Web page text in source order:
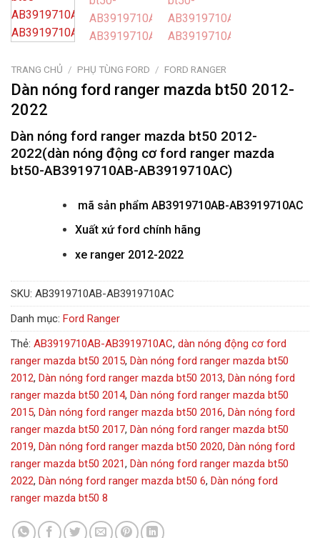
TRANG CHỦ / PHỤ TÙNG FORD / FORD RANGER
Dàn nóng ford ranger mazda bt50 2012-
2022
Dàn nóng ford ranger mazda bt50 2012-
2022(dàn nóng động cơ ford ranger mazda
bt50-AB3919710AB-AB3919710AC)
mã sản phẩm AB3919710AB-AB3919710AC
Xuất xứ ford chính hãng
xe ranger 2012-2022
SKU: AB3919710AB-AB3919710AC
Danh mục: Ford Ranger
Thẻ: AB3919710AB-AB3919710AC, dàn nóng động cơ ford
ranger mazda bt50 2015, Dàn nóng ford ranger mazda bt50
2012, Dàn nóng ford ranger mazda bt50 2013, Dàn nóng ford
ranger mazda bt50 2014, Dàn nóng ford ranger mazda bt50
2015, Dàn nóng ford ranger mazda bt50 2016, Dàn nóng ford
ranger mazda bt50 2017, Dàn nóng ford ranger mazda bt50
2019, Dàn nóng ford ranger mazda bt50 2020, Dàn nóng ford
ranger mazda bt50 2021, Dàn nóng ford ranger mazda bt50
2022, Dàn nóng ford ranger mazda bt50 6, Dàn nóng ford
ranger mazda bt50 8